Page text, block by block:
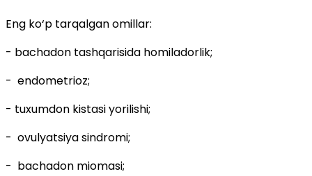
Eng ko‘p tarqalgan omillar:
- bachadon tashqarisida homiladorlik;
- endometrioz;
- tuxumdon kistasi yorilishi;
- ovulyatsiya sindromi;
- bachadon miomasi;